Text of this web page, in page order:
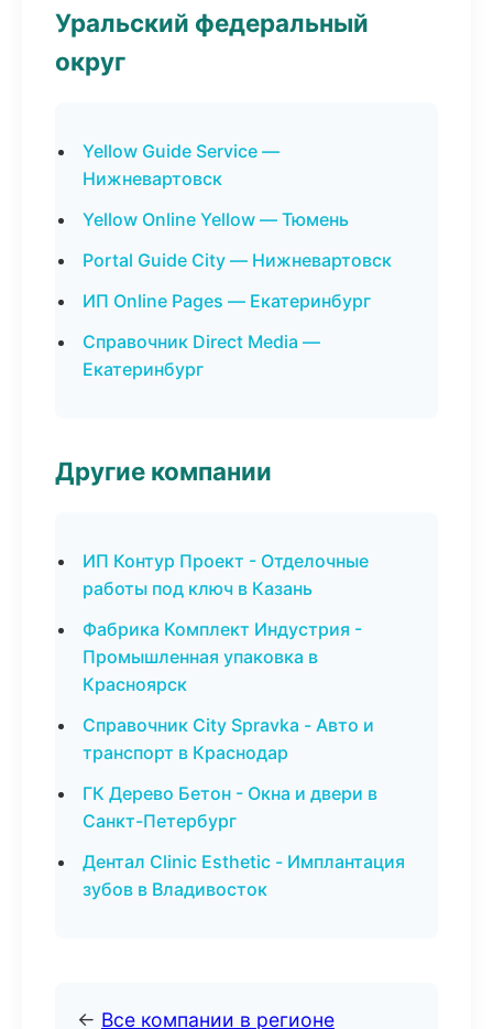
Уральский федеральный
округ
Yellow Guide Service —
Нижневартовск
Yellow Online Yellow — Тюмень
Portal Guide City — Нижневартовск
ИП Online Pages — Екатеринбург
Справочник Direct Media —
Екатеринбург
Другие компании
ИП Контур Проект - Отделочные
работы под ключ в Казань
Фабрика Комплект Индустрия -
Промышленная упаковка в
Красноярск
Справочник City Spravka - Авто и
транспорт в Краснодар
ГК Дерево Бетон - Окна и двери в
Санкт-Петербург
Дентал Clinic Esthetic - Имплантация
зубов в Владивосток
← Все компании в регионе